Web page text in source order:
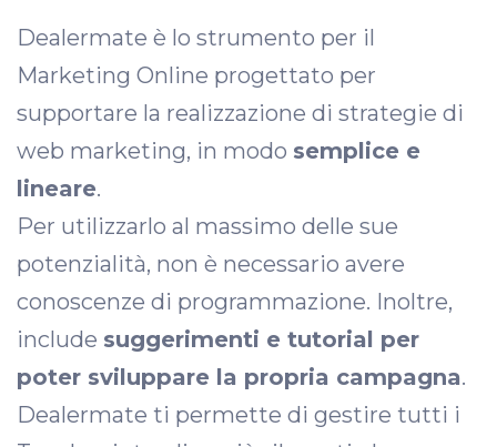
Dealermate è lo strumento per il
Marketing Online progettato per
supportare la realizzazione di strategie di
web marketing, in modo semplice e
lineare.
Per utilizzarlo al massimo delle sue
potenzialità, non è necessario avere
conoscenze di programmazione. Inoltre,
include suggerimenti e tutorial per
poter sviluppare la propria campagna.
Dealermate ti permette di gestire tutti i